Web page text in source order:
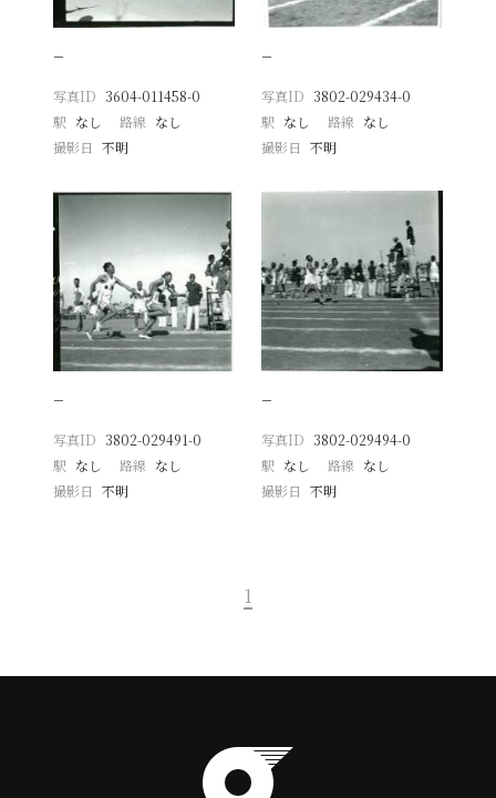
−
写真ID 3604-011458-0
駅 なし 路線 なし
撮影日
不明
−
写真ID 3802-029434-0
駅 なし 路線 なし
撮影日 不明
−
写真ID 3802-029491-0
駅 なし 路線 なし
撮影日
不明
−
写真ID 3802-029494-0
駅 なし 路線 なし
撮影日 不明
1